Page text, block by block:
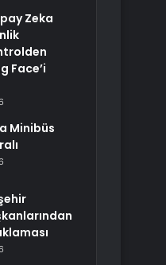
Zeka
Face’i
Minibüs